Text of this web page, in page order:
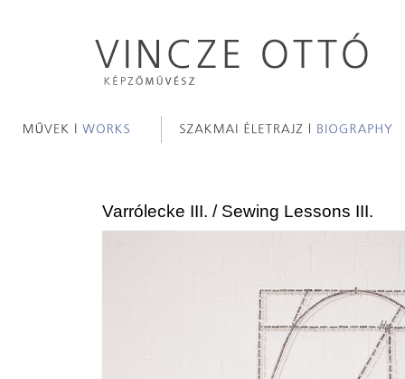
Varrólecke III. / Sewing Lessons III.